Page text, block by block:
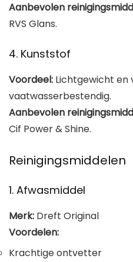
Aanbevolen
RVS Glans.
4. Kunststof
Voordeel: Lichtgewicht en
vaatwasserbestendig.
Aanbevolen
Cif Power & Shine.
Reinigingsmiddelen
1. Afwasmiddel
Merk: Dreft Original
Voordelen:
Krachtige ontvetter